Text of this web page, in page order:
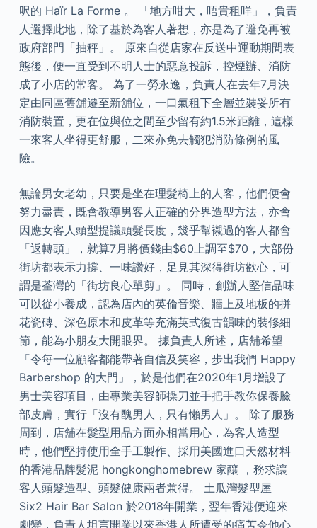
呎的 Haïr La Forme 。 「地方咁大，唔貴租咩」，負責
人選擇此地，除了基於為客人著想，亦是為了避免再被
政府部門「抽秤」。 原來自從店家在反送中運動期間表
態後，便一直受到不明人士的惡意投訴，控煙辦、消防
成了小店的常客。 為了一勞永逸，負責人在去年7月決
定由同區舊舖遷至新舖位，一口氣租下全層並裝妥所有
消防裝置，更在位與位之間至少留有約1.5米距離，這樣
一來客人坐得更舒服，二來亦免去觸犯消防條例的風
險。
無論男女老幼，只要是坐在理髮椅上的人客，他們便會
努力盡責，既會教導男客人正確的分界造型方法，亦會
因應女客人頭型提議頭髮長度，幾乎幫襯過的客人都會
「返轉頭」，就算7月將價錢由$60上調至$70，大部份
街坊都表示力撐、一味讚好，足見其深得街坊歡心，可
謂是荃灣的「街坊良心單剪」。 同時，創辦人堅信品味
可以從小養成，認為店內的英倫音樂、牆上及地板的拼
花瓷磚、深色原木和皮革等充滿英式復古韻味的裝修細
節，能為小朋友大開眼界。 據負責人所述，店舖希望
「令每一位顧客都能帶著自信及笑容，步出我們 Happy
Barbershop 的大門」，於是他們在2020年1月增設了
男士美容項目，由專業美容師操刀並手把手教你保養臉
部皮膚，實行「沒有醜男人，只有懶男人」。 除了服務
周到，店舖在髮型用品方面亦相當用心，為客人造型
時，他們堅持使用全手工製作、採用美國進口天然材料
的香港品牌髮泥 hongkonghomebrew 家釀 ，務求讓
客人頭髮造型、頭髮健康兩者兼得。 土瓜灣髮型屋
Six2 Hair Bar Salon 於2018年開業，翌年香港便迎來
劇變，負責人坦言開業以來香港人所遭受的痛苦令他心